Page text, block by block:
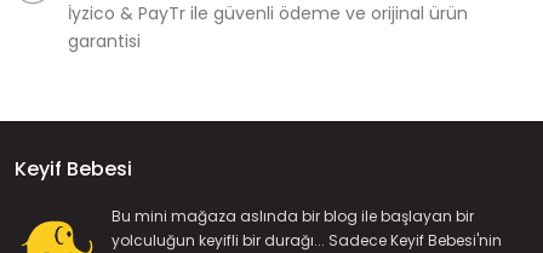
İyzico & PayTr ile güvenli ödeme ve orijinal ürün
garantisi
Keyif Bebesi
Bu mini mağaza aslında bir blog ile başlayan bir
yolculuğun keyifli bir durağı... Sadece Keyif Bebesi'nin